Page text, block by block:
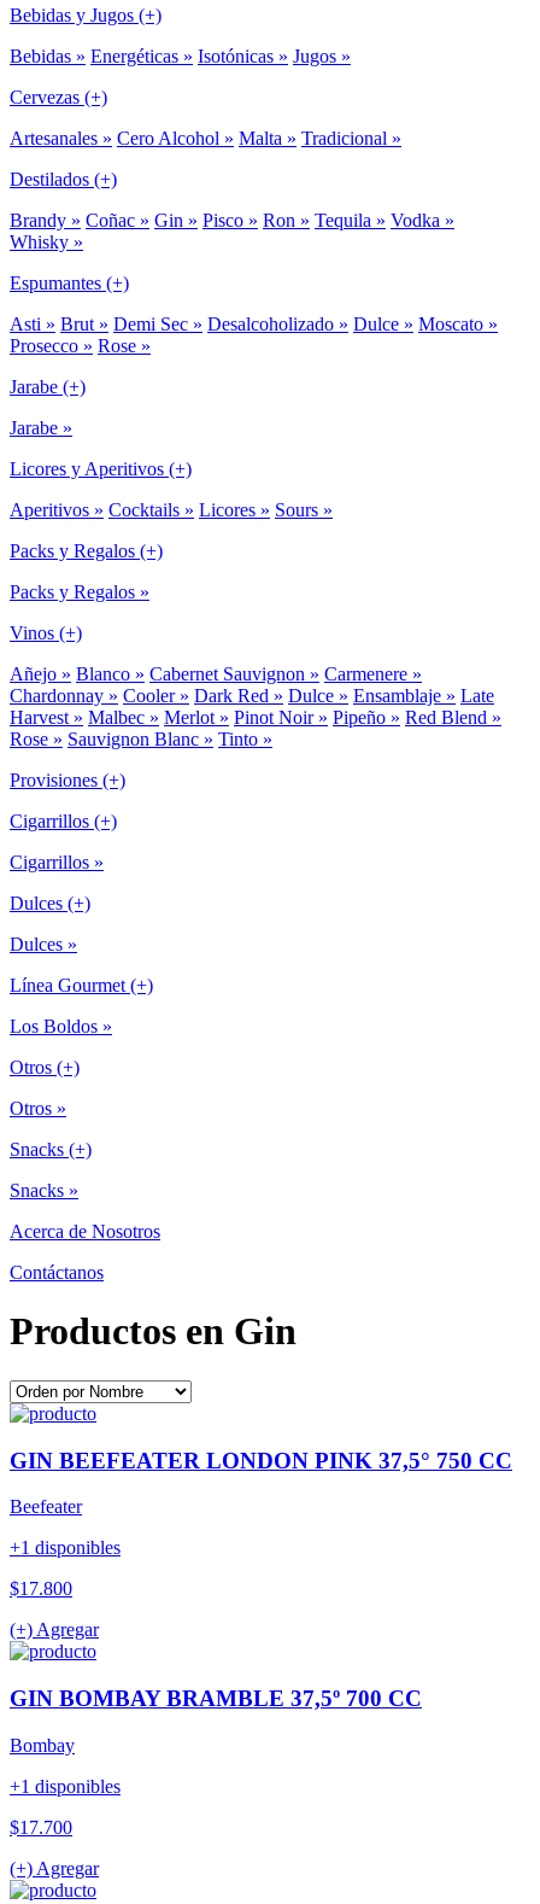
Bebidas y Jugos (+)
Bebidas » Energéticas » Isotónicas » Jugos »
Cervezas (+)
Artesanales » Cero Alcohol » Malta » Tradicional »
Destilados (+)
Brandy » Coñac » Gin » Pisco » Ron » Tequila » Vodka »
Whisky »
Espumantes (+)
Asti » Brut » Demi Sec » Desalcoholizado » Dulce » Moscato »
Prosecco » Rose »
Jarabe (+)
Jarabe »
Licores y Aperitivos (+)
Aperitivos » Cocktails » Licores » Sours »
Packs y Regalos (+)
Packs y Regalos »
Vinos (+)
Añejo » Blanco » Cabernet Sauvignon » Carmenere »
Chardonnay » Cooler » Dark Red » Dulce » Ensamblaje » Late
Harvest » Malbec » Merlot » Pinot Noir » Pipeño » Red Blend »
Rose » Sauvignon Blanc » Tinto »
Provisiones (+)
Cigarrillos (+)
Cigarrillos »
Dulces (+)
Dulces »
Línea Gourmet (+)
Los Boldos »
Otros (+)
Otros »
Snacks (+)
Snacks »
Acerca de Nosotros
Contáctanos
Productos en Gin
GIN BEEFEATER LONDON PINK 37,5° 750 CC
Beefeater
+1 disponibles
$17.800
(+) Agregar
GIN BOMBAY BRAMBLE 37,5º 700 CC
Bombay
+1 disponibles
$17.700
(+) Agregar